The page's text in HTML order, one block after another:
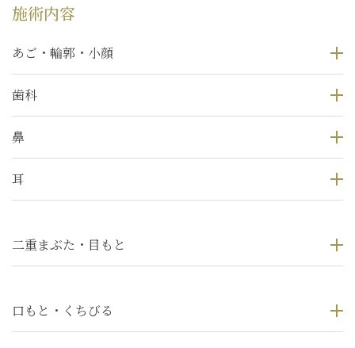
施術内容
あご・輪郭・小顔
歯科
鼻
耳
二重まぶた・目もと
口もと・くちびる